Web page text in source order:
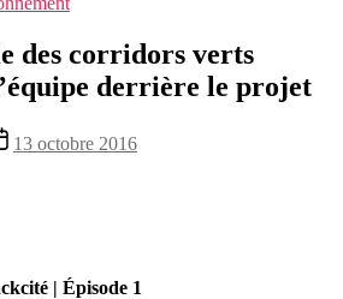
des corridors verts
derrière le projet
13 octobre 2016
| Épisode 1